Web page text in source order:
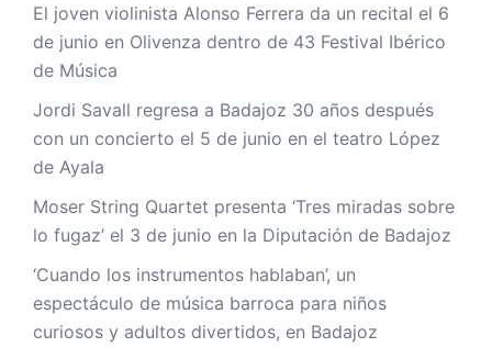
El joven violinista Alonso Ferrera da un recital el 6
de junio en Olivenza dentro de 43 Festival Ibérico
de Música
Jordi Savall regresa a Badajoz 30 años después
con un concierto el 5 de junio en el teatro López
de Ayala
Moser String Quartet presenta ‘Tres miradas sobre
lo fugaz’ el 3 de junio en la Diputación de Badajoz
‘Cuando los instrumentos hablaban’, un
espectáculo de música barroca para niños
curiosos y adultos divertidos, en Badajoz